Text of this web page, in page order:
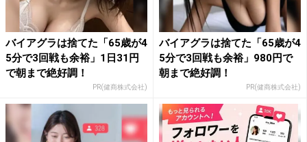
バイアグラは捨てた「65歳が4
5分で3回戦も余裕」1日31円
で朝まで絶好調！
PR(健商株式会社)
バイアグラは捨てた「65歳が4
5分で3回戦も余裕」980円で
朝まで絶好調！
PR(健商株式会社)